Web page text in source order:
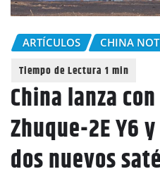
ARTÍCULOS CHINA
China lanza
Zhuque-2E Y6
dos nuevos